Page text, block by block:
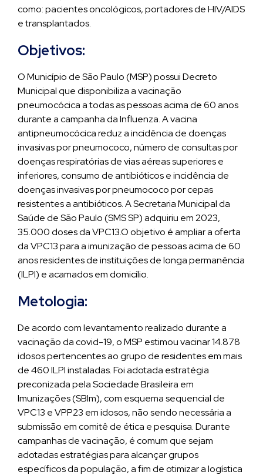
como: pacientes oncológicos, portadores de HIV/AIDS
e transplantados.
Objetivos:
O Município de São Paulo (MSP) possui Decreto
Municipal que disponibiliza a vacinação
pneumocócica a todas as pessoas acima de 60 anos
durante a campanha da Influenza. A vacina
antipneumocócica reduz a incidência de doenças
invasivas por pneumococo, número de consultas por
doenças respiratórias de vias aéreas superiores e
inferiores, consumo de antibióticos e incidência de
doenças invasivas por pneumococo por cepas
resistentes a antibióticos. A Secretaria Municipal da
Saúde de São Paulo (SMS SP) adquiriu em 2023,
35.000 doses da VPC13.O objetivo é ampliar a oferta
da VPC13 para a imunização de pessoas acima de 60
anos residentes de instituições de longa permanência
(ILPI) e acamados em domicílio.
Metologia:
De acordo com levantamento realizado durante a
vacinação da covid-19, o MSP estimou vacinar 14.878
idosos pertencentes ao grupo de residentes em mais
de 460 ILPI instaladas. Foi adotada estratégia
preconizada pela Sociedade Brasileira em
Imunizações (SBIm), com esquema sequencial de
VPC13 e VPP23 em idosos, não sendo necessária a
submissão em comitê de ética e pesquisa. Durante
campanhas de vacinação, é comum que sejam
adotadas estratégias para alcançar grupos
específicos da população, a fim de otimizar a logística